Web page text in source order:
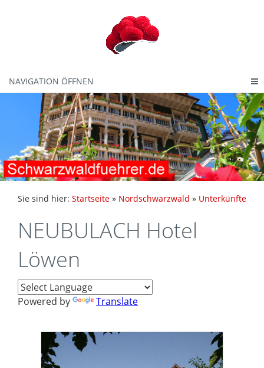
NAVIGATION ÖFFNEN
Sie sind hier: Startseite » Nordschwarzwald » Unterkünfte
NEUBULACH Hotel
Löwen
Powered by Translate